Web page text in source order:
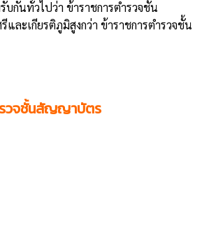
กันทั่วไปว่า ข้าราชการตำรวจชั้น
ละเกียรติภูมิสูงกว่า ข้าราชการตำรวจชั้น
วจชั้นสัญญาบัตร